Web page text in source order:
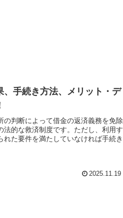
手続き方法、メリット・デ
判断によって借金の返済義務を免除
法的な救済制度です。ただし、利用す
た要件を満たしていなければ手続き
2025.11.19